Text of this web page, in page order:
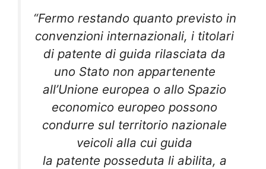
“Fermo restando quanto previsto in
convenzioni internazionali, i titolari
di patente di guida rilasciata da
uno Stato non appartenente
all’Unione europea o allo Spazio
economico europeo possono
condurre sul territorio nazionale
veicoli alla cui guida
la patente posseduta li abilita, a